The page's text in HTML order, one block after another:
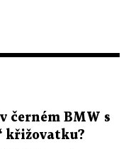
černém BMW s
křižovatku?